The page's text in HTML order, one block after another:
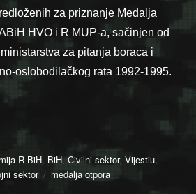
za priznanje Medalja
HVO i R MUP-a, sačinjen od
za pitanja boraca i
oslobodilačkog rata 1992-1995.
Mugdima Vranca na
R BiH, BiH,Civilni sektor,Vijestiu,
sektor Tags
medalja otpora